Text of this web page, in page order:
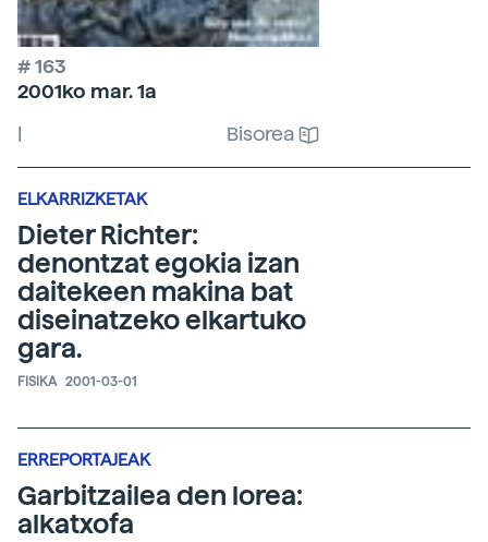
# 163
2001ko mar. 1a
|
Bisorea
ELKARRIZKETAK
Dieter Richter:
denontzat egokia izan
daitekeen makina bat
diseinatzeko elkartuko
gara.
FISIKA 2001-03-01
ERREPORTAJEAK
Garbitzailea den lorea:
alkatxofa